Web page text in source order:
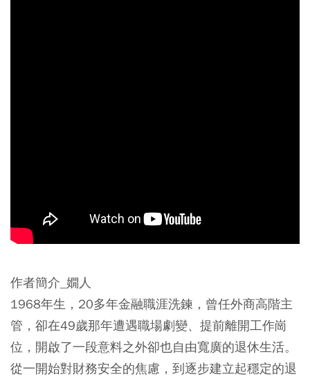
作者簡介_嫺人
1968年生，20多年金融職涯洗鍊，曾任外商高階主
管，卻在49歲那年遭遇職場劇變、提前離開工作崗
位，開啟了一段意料之外卻也自由寬廣的退休生活。
從一開始對財務安全的焦慮，到逐步建立起穩定的退